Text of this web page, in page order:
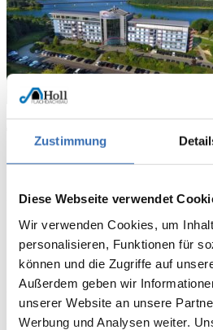
Zustimmung
Diese Webseite verwendet
Wir verwenden Cookies, um
personalisieren, Funktionen für
können und die Zugriffe auf
Außerdem geben wir
unserer Website an unsere
Werbung und Analysen weiter.
Tradition trifft Technik
Auftraggeber
Bio Seehotel, Zeulenroda
Bauvorhaben
Sanierung Bio-Seehotel
Ort
Zeulenroda